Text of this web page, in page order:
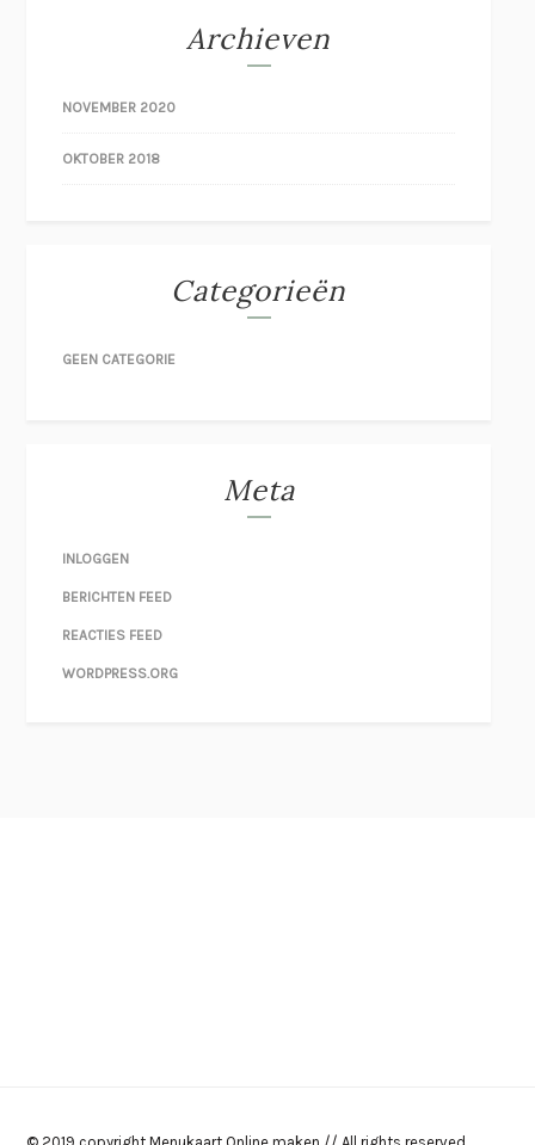
Archieven
NOVEMBER 2020
OKTOBER 2018
Categorieën
GEEN CATEGORIE
Meta
INLOGGEN
BERICHTEN FEED
REACTIES FEED
WORDPRESS.ORG